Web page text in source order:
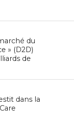
du
» (D2D)
de
dans la